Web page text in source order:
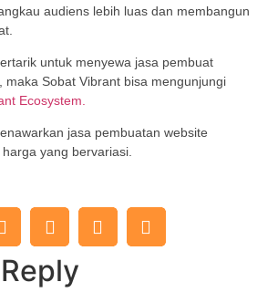
audiens lebih luas dan membangun
untuk menyewa jasa pembuat
maka Sobat Vibrant bisa mengunjungi
Ecosystem.
jasa pembuatan website
yang bervariasi.